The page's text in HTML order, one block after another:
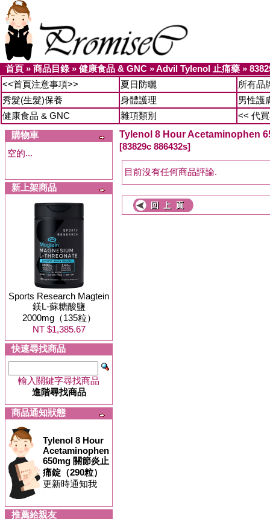
首頁 » 商品目錄» 健康食品 & GNC »Advil Tylenol 止痛藥 »
<<首頁注意事項>>
夏日防曬
所有品
秀髮(生髮)保養
身體護理
男性護
健康食品 & GNC
雜項類別
<< 代
購物車
空的...
新上架商品
Sports Research Magtein
鎂L-蘇糖酸鹽
2000mg（135粒）
NT $1,385.67
快速尋找商品
輸入關鍵字尋找商品
進階尋找商品
商品通知狀態
Tylenol 8 Hour
Acetaminophen
650mg 關節炎止
痛錠（290粒）
更新時通知我
推薦給親友
Tylenol 8 Hour Acetaminophen
[83829c 886432s]
目前沒有任何商品評論.